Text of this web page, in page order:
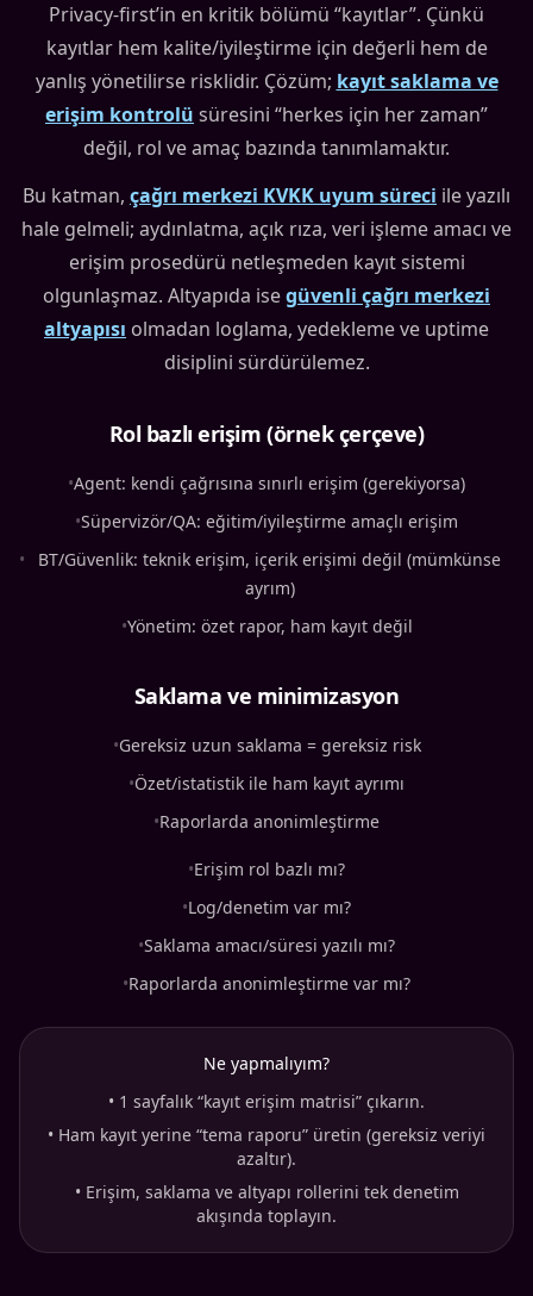
Privacy-first’in en kritik bölümü “kayıtlar”. Çünkü
kayıtlar hem kalite/iyileştirme için değerli hem de
yanlış yönetilirse risklidir. Çözüm; kayıt saklama ve
erişim kontrolü süresini “herkes için her zaman”
değil, rol ve amaç bazında tanımlamaktır.
Bu katman, çağrı merkezi KVKK uyum süreci ile yazılı
hale gelmeli; aydınlatma, açık rıza, veri işleme amacı ve
erişim prosedürü netleşmeden kayıt sistemi
olgunlaşmaz. Altyapıda isegüvenli çağrı merkezi
altyapısı olmadan loglama, yedekleme ve uptime
disiplini sürdürülemez.
Rol bazlı erişim (örnek çerçeve)
•Agent: kendi çağrısına sınırlı erişim (gerekiyorsa)
•Süpervizör/QA: eğitim/iyileştirme amaçlı erişim
•
BT/Güvenlik: teknik erişim, içerik erişimi değil (mümkünse
ayrım)
•Yönetim: özet rapor, ham kayıt değil
Saklama ve minimizasyon
•Gereksiz uzun saklama = gereksiz risk
•Özet/istatistik ile ham kayıt ayrımı
•Raporlarda anonimleştirme
•Erişim rol bazlı mı?
•Log/denetim var mı?
•Saklama amacı/süresi yazılı mı?
•Raporlarda anonimleştirme var mı?
Ne yapmalıyım?
• 1 sayfalık “kayıt erişim matrisi” çıkarın.
• Ham kayıt yerine “tema raporu” üretin (gereksiz veriyi
azaltır).
• Erişim, saklama ve altyapı rollerini tek denetim
akışında toplayın.